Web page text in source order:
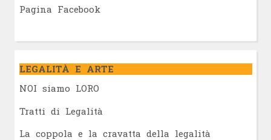
Pagina Facebook
LEGALITÀ E ARTE
NOI siamo LORO
Tratti di Legalità
La coppola e la cravatta della legalità